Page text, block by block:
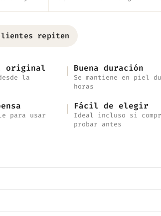
repiten
original
la
Buena duración
Se mantiene en piel
horas
para usar
Fácil de elegir
Ideal incluso si
probar antes